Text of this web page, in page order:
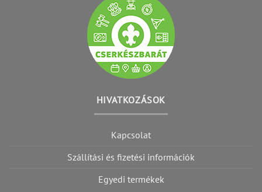
HIVATKOZÁSOK
Kapcsolat
Szállítási és fizetési információk
Egyedi termékek